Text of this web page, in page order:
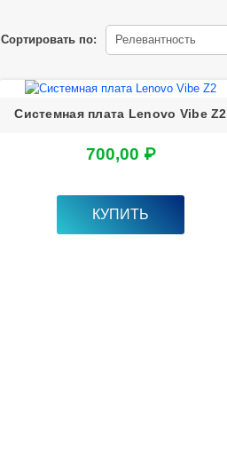
Сортировать по: Релевантность
Системная плата Lenovo Vibe Z2
700,00 ₽
КУПИТЬ